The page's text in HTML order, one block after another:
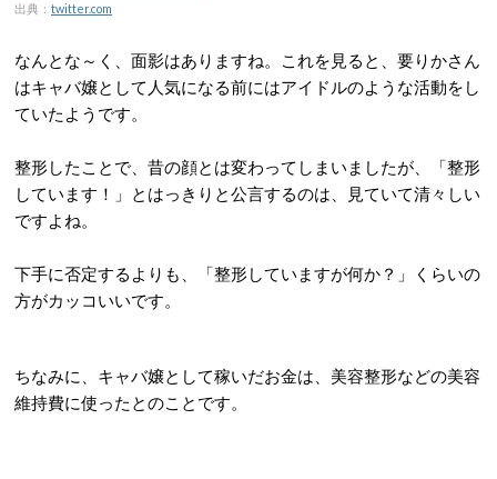
出典： twitter.com
なんとな～く、面影はありますね。これを見ると、要りかさん
はキャバ嬢として人気になる前にはアイドルのような活動をし
ていたようです。
整形したことで、昔の顔とは変わってしまいましたが、「整形
しています！」とはっきりと公言するのは、見ていて清々しい
ですよね。
下手に否定するよりも、「整形していますが何か？」くらいの
方がカッコいいです。
ちなみに、キャバ嬢として稼いだお金は、美容整形などの美容
維持費に使ったとのことです。